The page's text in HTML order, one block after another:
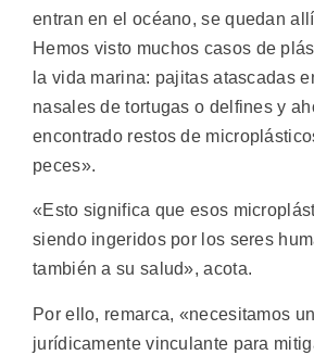
entran en el océano, se quedan
Hemos visto muchos casos de
la vida marina: pajitas atascadas
nasales de tortugas o delfines y
encontrado restos de
peces».
«Esto significa que esos
siendo ingeridos por los seres
también a su salud», acota.
Por ello, remarca, «necesitamos
jurídicamente vinculante para